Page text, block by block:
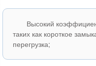
Высокий
таких как короткое
перегрузка;